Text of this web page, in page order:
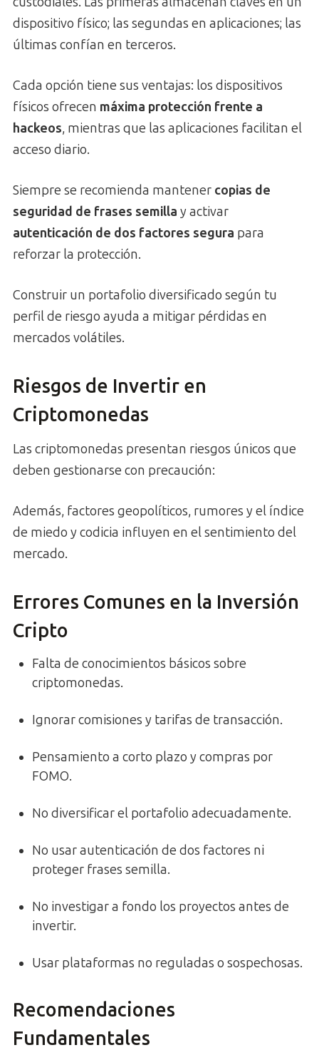
dispositivo físico; las segundas en aplicaciones; las
últimas confían en terceros.
Cada opción tiene sus ventajas: los dispositivos
físicos ofrecen máxima protección frente a
hackeos, mientras que las aplicaciones facilitan el
acceso diario.
Siempre se recomienda mantener copias de
seguridad de frases semilla y activar
autenticación de dos factores segura para
reforzar la protección.
Construir un portafolio diversificado según tu
perfil de riesgo ayuda a mitigar pérdidas en
mercados volátiles.
Riesgos de Invertir en
Criptomonedas
Las criptomonedas presentan riesgos únicos que
deben gestionarse con precaución:
Además, factores geopolíticos, rumores y el índice
de miedo y codicia influyen en el sentimiento del
mercado.
Errores Comunes en la Inversión
Cripto
Falta de conocimientos básicos sobre
criptomonedas.
Ignorar comisiones y tarifas de transacción.
Pensamiento a corto plazo y compras por
FOMO.
No diversificar el portafolio adecuadamente.
No usar autenticación de dos factores ni
proteger frases semilla.
No investigar a fondo los proyectos antes de
invertir.
Usar plataformas no reguladas o sospechosas.
Recomendaciones
Fundamentales